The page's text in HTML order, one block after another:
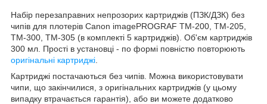
Набір перезаправних непрозорих картриджів (ПЗК/ДЗК) без
чипів для плотерів Canon imagePROGRAF TM-200, TM-205,
TM-300, TM-305 (в комплекті 5 картриджів). Об'єм картриджів
300 мл. Прості в установці - по формі повністю повторюють
оригінальні картриджі
Картриджі постачаються без чипів. Можна використовувати
чипи, що закінчилися, з оригінальних картриджів (у цьому
випадку втрачається гарантія), або ви можете додатково